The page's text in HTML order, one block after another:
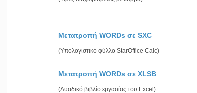
Μετατροπή WORDs σε SXC
(Υπολογιστικό φύλλο StarOffice Calc)
Μετατροπή WORDs σε XLSB
(Δυαδικό βιβλίο εργασίας του Excel)